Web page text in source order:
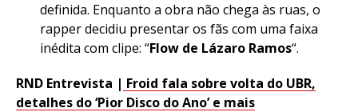
definida. Enquanto a obra não chega às ruas, o
rapper decidiu presentar os fãs com uma faixa
inédita com clipe: “Flow de Lázaro Ramos“.
RND Entrevista | Froid fala sobre volta do UBR,
detalhes do ‘Pior Disco do Ano’ e mais